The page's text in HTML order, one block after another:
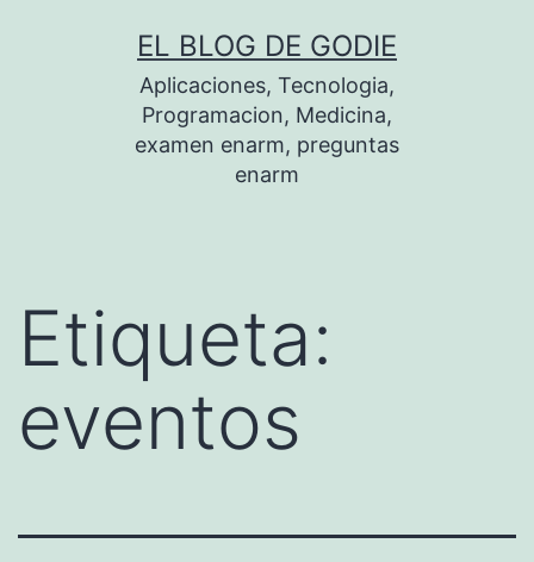
EL BLOG DE GODIE
Aplicaciones, Tecnologia,
Programacion, Medicina,
examen enarm, preguntas
enarm
Etiqueta:
eventos